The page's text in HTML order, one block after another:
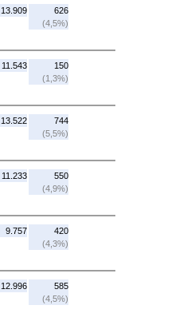
13.909
626
(4,5%)
11.543
150
(1,3%)
13.522
744
(5,5%)
11.233
550
(4,9%)
9.757
420
(4,3%)
12.996
585
(4,5%)